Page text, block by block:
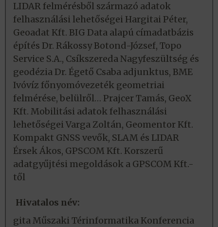
LIDAR felmérésből származó adatok
felhasználási lehetőségei Hargitai Péter,
Geoadat Kft. BIG Data alapú címadatbázis
építés Dr. Rákossy Botond-József, Topo
Service S.A., Csíkszereda Nagyfeszültség és
geodézia Dr. Égető Csaba adjunktus, BME
Ivóvíz főnyomóvezeték geometriai
felmérése, belülről… Prajcer Tamás, GeoX
Kft. Mobilitási adatok felhasználási
lehetőségei Varga Zoltán, Geomentor Kft.
Kompakt GNSS vevők, SLAM és LIDAR
Érsek Ákos, GPSCOM Kft. Korszerű
adatgyűjtési megoldások a GPSCOM Kft.-
től
Hivatalos név:
gita Műszaki Térinformatika Konferencia